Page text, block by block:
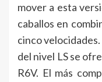
mover a esta
caballos en
cinco
del nivel LS se
R6V. El más